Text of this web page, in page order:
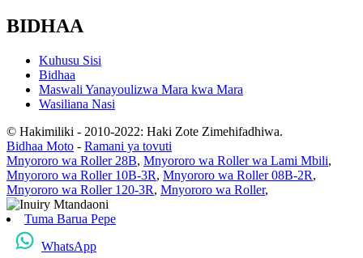
BIDHAA
Kuhusu Sisi
Bidhaa
Maswali Yanayoulizwa Mara kwa Mara
Wasiliana Nasi
© Hakimiliki - 2010-2022: Haki Zote Zimehifadhiwa.
Bidhaa Moto - Ramani ya tovuti
Mnyororo wa Roller 28B, Mnyororo wa Roller wa Lami Mbili,
Mnyororo wa Roller 10B-3R, Mnyororo wa Roller 08B-2R,
Mnyororo wa Roller 120-3R, Mnyororo wa Roller,
Tuma Barua Pepe
WhatsApp